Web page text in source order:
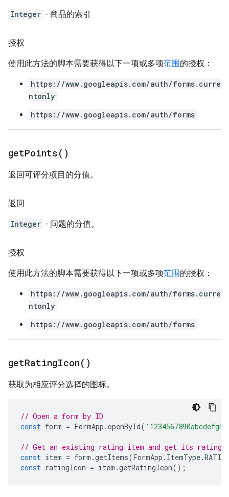
Integer - 商品的索引
授权
使用此方法的脚本需要获得以下一项或多项范围的授权：
https://www.googleapis.com/auth/forms.curre
ntonly
https://www.googleapis.com/auth/forms
getPoints( )
返回可评分项目的分值。
返回
Integer - 问题的分值。
授权
使用此方法的脚本需要获得以下一项或多项范围的授权：
https://www.googleapis.com/auth/forms.curre
ntonly
https://www.googleapis.com/auth/forms
getRatingIcon( )
获取为相应评分选择的图标。
// Open a form by ID
const form = FormApp .openById(
// Get an existing rating item and get its rating
const item = form .getItems(FormApp . ItemType.
const ratingIcon = item .getRatingIcon();